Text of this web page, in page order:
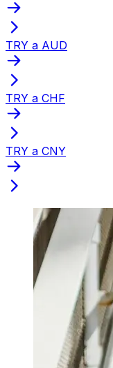
TRY a AUD
TRY a CHF
TRY a CNY